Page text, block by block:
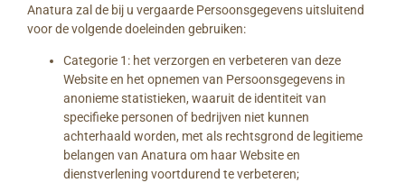
Anatura zal de bij u vergaarde Persoonsgegevens uitsluitend
voor de volgende doeleinden gebruiken:
Categorie 1: het verzorgen en verbeteren van deze
Website en het opnemen van Persoonsgegevens in
anonieme statistieken, waaruit de identiteit van
specifieke personen of bedrijven niet kunnen
achterhaald worden, met als rechtsgrond de legitieme
belangen van Anatura om haar Website en
dienstverlening voortdurend te verbeteren;